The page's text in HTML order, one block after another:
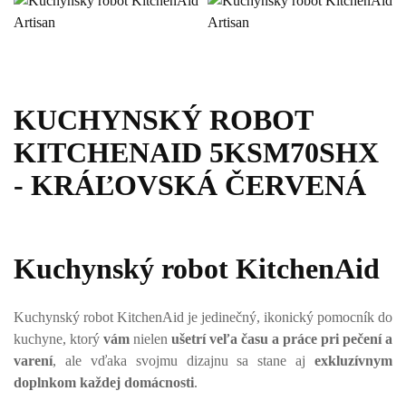
KUCHYNSKÝ ROBOT
KITCHENAID 5KSM70SHX
- KRÁĽOVSKÁ ČERVENÁ
Kuchynský robot KitchenAid
Kuchynský robot KitchenAid je jedinečný, ikonický pomocník do
kuchyne, ktorý vám nielen ušetrí veľa času a práce pri pečení a
varení, ale vďaka svojmu dizajnu sa stane aj exkluzívnym
doplnkom každej domácnosti.